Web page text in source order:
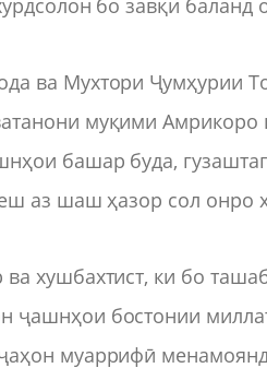
бо завқи
ва Мухтори Ҷумҳурии
муқими
башар буда,
аз шаш ҳазор сол онро
хушбахтист, ки бо
ҷашнҳои бостонии
муаррифӣ